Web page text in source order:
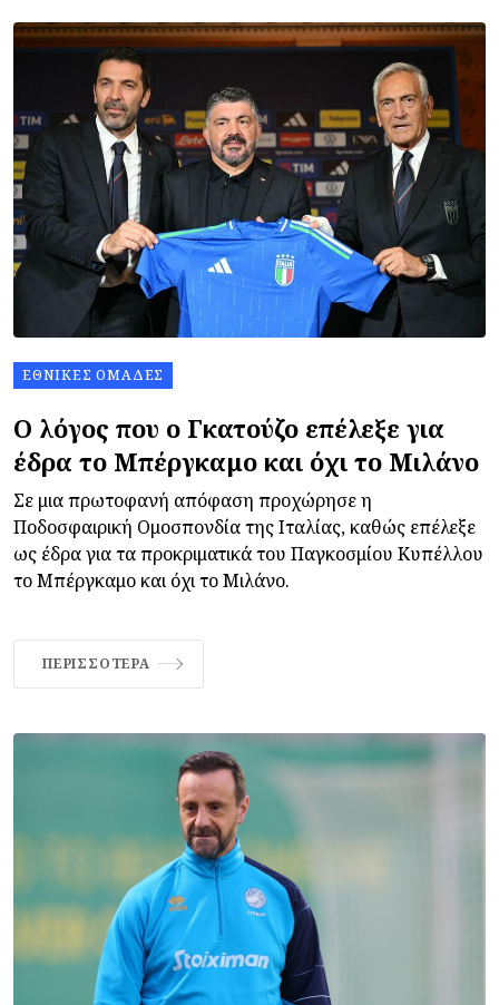
ΕΘΝΙΚΈΣ ΟΜΆΔΕΣ
Ο λόγος που ο Γκατούζο επέλεξε για
έδρα το Μπέργκαμο και όχι το Μιλάνο
Σε μια πρωτοφανή απόφαση προχώρησε η
Ποδοσφαιρική Ομοσπονδία της Ιταλίας, καθώς επέλεξε
ως έδρα για τα προκριματικά του Παγκοσμίου Κυπέλλου
το Μπέργκαμο και όχι το Μιλάνο.
ΠΕΡΙΣΣΌΤΕΡΑ